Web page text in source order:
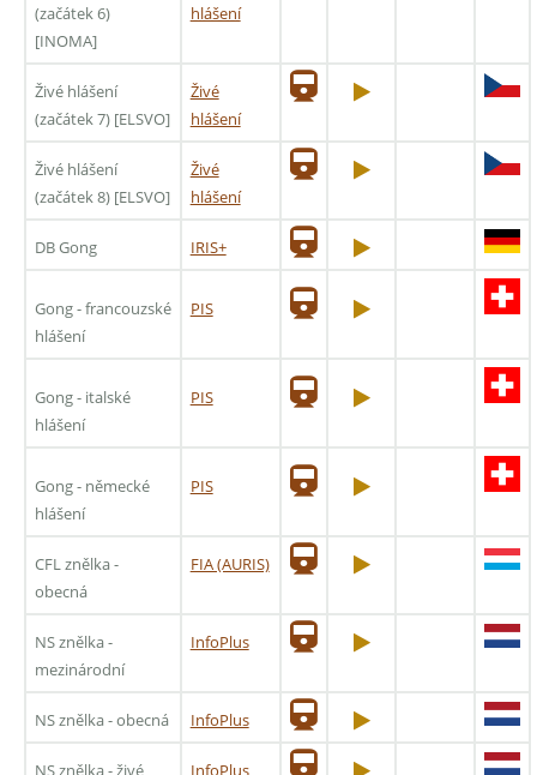
(začátek 6)
[INOMA]
hlášení
Živé hlášení
(začátek 7) [ELSVO]
Živé
hlášení
Živé hlášení
(začátek 8) [ELSVO]
Živé
hlášení
DB Gong IRIS+
Gong - francouzské
hlášení
PIS
Gong - italské
hlášení
PIS
Gong - německé
hlášení
PIS
CFL znělka -
obecná
FIA (AURIS)
NS znělka -
mezinárodní
InfoPlus
NS znělka - obecná InfoPlus
NS znělka - živé InfoPlus